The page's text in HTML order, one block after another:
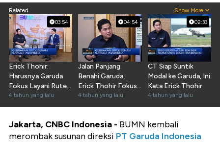
Related Show More
03:54
Erick Thohir:
Harusnya Garuda
Fokus Layani Rute
Domestik
4 tahun yang lalu
04:54
Jalan Panjang
Benahi Garuda,
Erick Thohir Fokus
Perbaiki Ini
4 tahun yang lalu
02:33
CT Siap Suntik
Modal ke Garuda, Ini
Kata Erick Thohir
4 tahun yang lalu
Jakarta, CNBC Indonesia - BUMN kembali
merombak susunan direksi PT Garuda Indonesia